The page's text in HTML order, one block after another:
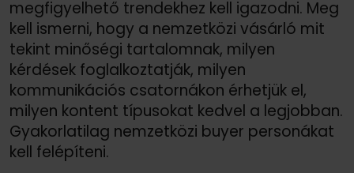
megfigyelhető trendekhez kell igazodni. Meg
kell ismerni, hogy a nemzetközi vásárló mit
tekint minőségi tartalomnak, milyen
kérdések foglalkoztatják, milyen
kommunikációs csatornákon érhetjük el,
milyen kontent típusokat kedvel a legjobban.
Gyakorlatilag nemzetközi buyer personákat
kell felépíteni.